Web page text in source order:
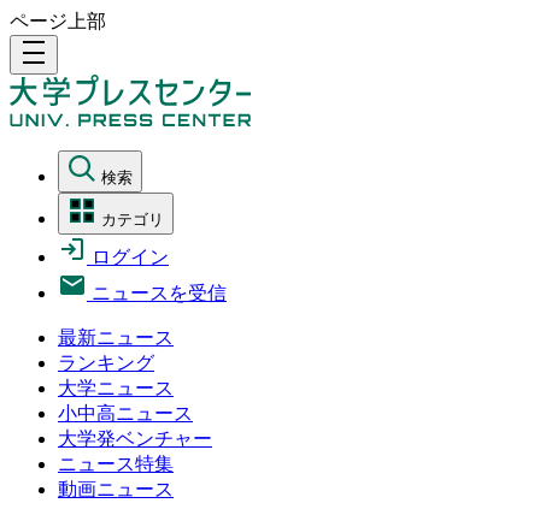
ページ上部
density_medium
検索
カテゴリ
ログイン
ニュースを受信
最新ニュース
ランキング
大学ニュース
小中高ニュース
大学発ベンチャー
ニュース特集
動画ニュース